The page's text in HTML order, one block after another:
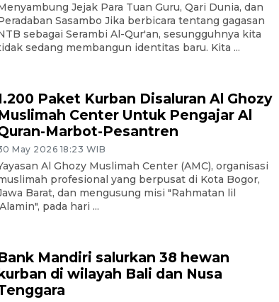
Jejak Para Tuan Guru, Qari Dunia, dan
Sasambo Jika berbicara tentang gagasan
sebagai Serambi Al-Qur'an, sesungguhnya kita
sedang membangun identitas baru. Kita ...
Paket Kurban Disaluran Al Ghozy
Center Untuk Pengajar Al
Marbot-Pesantren
May 2026 18:23 WIB
Al Ghozy Muslimah Center (AMC), organisasi
profesional yang berpusat di Kota Bogor,
Barat, dan mengusung misi "Rahmatan lil
pada hari ...
Mandiri salurkan 38 hewan
di wilayah Bali dan Nusa